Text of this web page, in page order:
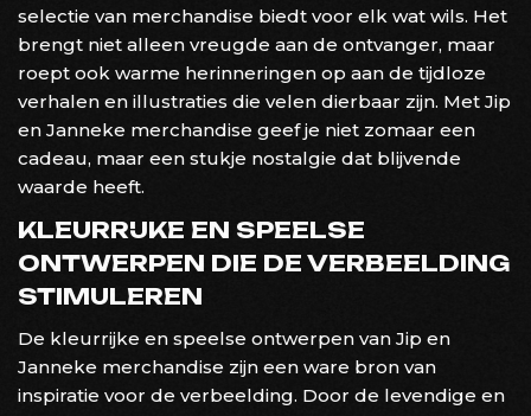
selectie van merchandise biedt voor elk wat wils. Het
brengt niet alleen vreugde aan de ontvanger, maar
roept ook warme herinneringen op aan de tijdloze
verhalen en illustraties die velen dierbaar zijn. Met Jip
en Janneke merchandise geef je niet zomaar een
cadeau, maar een stukje nostalgie dat blijvende
waarde heeft.
KLEURRIJKE EN SPEELSE
ONTWERPEN DIE DE VERBEELDING
STIMULEREN
De kleurrijke en speelse ontwerpen van Jip en
Janneke merchandise zijn een ware bron van
inspiratie voor de verbeelding. Door de levendige en